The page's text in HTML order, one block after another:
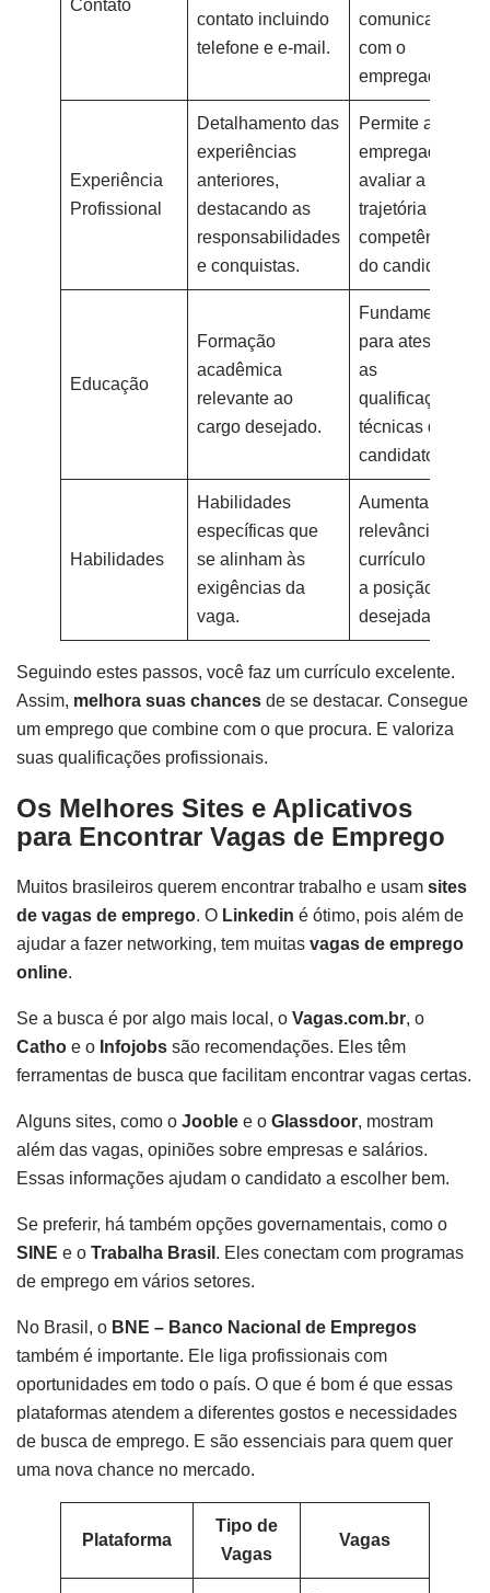
Contato
contato incluindo
telefone e e-mail.
comunicação
com o
empregador.
Experiência
Profissional
Detalhamento das
experiências
anteriores,
destacando as
responsabilidades
e conquistas.
Permite ao
empregador
avaliar a
trajetória e
competências
do candidato.
Educação
Formação
acadêmica
relevante ao
cargo desejado.
Fundamental
para atestar
as
qualificações
técnicas do
candidato.
Habilidades
Habilidades
específicas que
se alinham às
exigências da
vaga.
Aumenta a
relevância do
currículo para
a posição
desejada.
Seguindo estes passos, você faz um currículo excelente.
Assim, melhora suas chances de se destacar. Consegue
um emprego que combine com o que procura. E valoriza
suas qualificações profissionais.
Os Melhores Sites e Aplicativos
para Encontrar Vagas de Emprego
Muitos brasileiros querem encontrar trabalho e usam sites
de vagas de emprego. O Linkedin é ótimo, pois além de
ajudar a fazer networking, tem muitas vagas de emprego
online.
Se a busca é por algo mais local, o Vagas.com.br, o
Catho e o Infojobs são recomendações. Eles têm
ferramentas de busca que facilitam encontrar vagas certas.
Alguns sites, como o Jooble e o Glassdoor, mostram
além das vagas, opiniões sobre empresas e salários.
Essas informações ajudam o candidato a escolher bem.
Se preferir, há também opções governamentais, como o
SINE e o Trabalha Brasil . Eles conectam com programas
de emprego em vários setores.
No Brasil, o BNE – Banco Nacional de Empregos
também é importante. Ele liga profissionais com
oportunidades em todo o país. O que é bom é que essas
plataformas atendem a diferentes gostos e necessidades
de busca de emprego. E são essenciais para quem quer
uma nova chance no mercado.
Plataforma
Tipo de
Vagas
Vagas